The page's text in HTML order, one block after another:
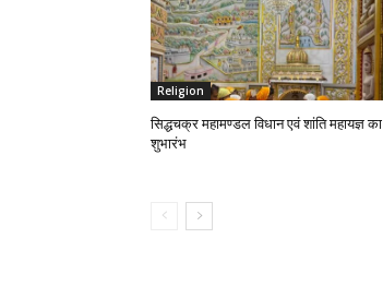
Religion
सिद्धचक्र महामण्डल विधान एवं शांति महायज्ञ का
शुभारंभ